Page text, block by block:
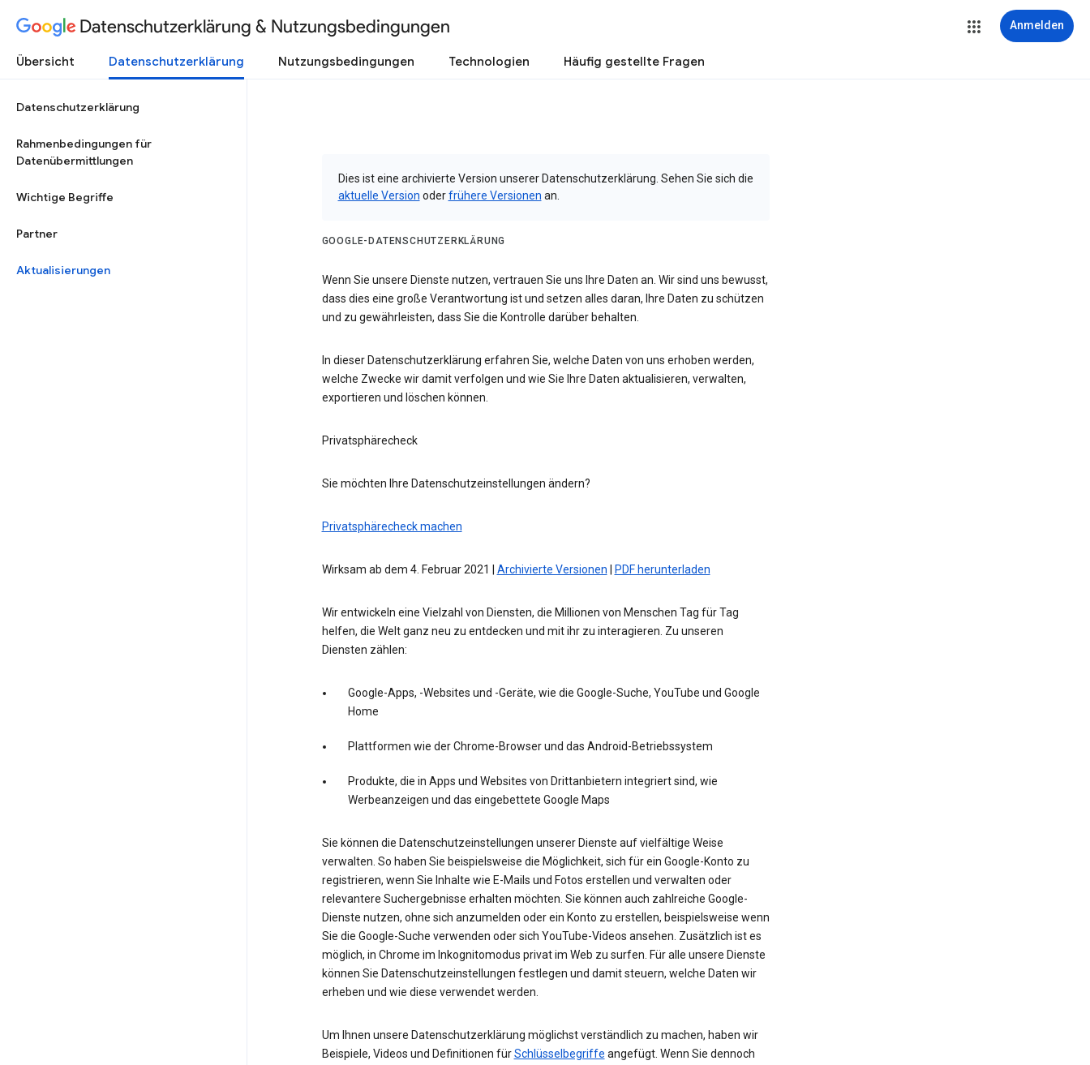
Datenschutzerklärung & Nutzungsbedingungen Anmelden
Übersicht Datenschutzerklärung Nutzungsbedingungen Technologien Häufig gestellte Fragen
Datenschutzerklärung
Rahmenbedingungen für
Datenübermittlungen
Wichtige Begriffe
Partner
Aktualisierungen
Dies ist eine archivierte Version unserer Datenschutzerklärung. Sehen Sie sich die
aktuelle Version oderfrühere Versionen an.
GOOGLE-DATENSCHUTZERKLÄRUNG
Wenn Sie unsere Dienste nutzen, vertrauen Sie uns Ihre Daten an. Wir sind uns bewusst,
dass dies eine große Verantwortung ist und setzen alles daran, Ihre Daten zu schützen
und zu gewährleisten, dass Sie die Kontrolle darüber behalten.
In dieser Datenschutzerklärung erfahren Sie, welche Daten von uns erhoben werden,
welche Zwecke wir damit verfolgen und wie Sie Ihre Daten aktualisieren, verwalten,
exportieren und löschen können.
Privatsphärecheck
Sie möchten Ihre Datenschutzeinstellungen ändern?
Privatsphärecheck machen
Wirksam ab dem 4. Februar 2021 | Archivierte Versionen PDF herunterladen
Wir entwickeln eine Vielzahl von Diensten, die Millionen von Menschen Tag für Tag
helfen, die Welt ganz neu zu entdecken und mit ihr zu interagieren. Zu unseren
Diensten zählen:
Google-Apps, -Websites und -Geräte, wie die Google-Suche, YouTube und Google
Home
Plattformen wie der Chrome-Browser und das Android-Betriebssystem
Produkte, die in Apps und Websites von Drittanbietern integriert sind, wie
Werbeanzeigen und das eingebettete Google Maps
Sie können die Datenschutzeinstellungen unserer Dienste auf vielfältige Weise
verwalten. So haben Sie beispielsweise die Möglichkeit, sich für ein Google-Konto zu
registrieren, wenn Sie Inhalte wie E-Mails und Fotos erstellen und verwalten oder
relevantere Suchergebnisse erhalten möchten. Sie können auch zahlreiche Google-
Dienste nutzen, ohne sich anzumelden oder ein Konto zu erstellen, beispielsweise wenn
Sie die Google-Suche verwenden oder sich YouTube-Videos ansehen. Zusätzlich ist es
möglich, in Chrome im Inkognitomodus privat im Web zu surfen. Für alle unsere Dienste
können Sie Datenschutzeinstellungen festlegen und damit steuern, welche Daten wir
erheben und wie diese verwendet werden.
Um Ihnen unsere Datenschutzerklärung möglichst verständlich zu machen, haben wir
Beispiele, Videos und Definitionen fürSchlüsselbegriffe angefügt. Wenn Sie dennoch